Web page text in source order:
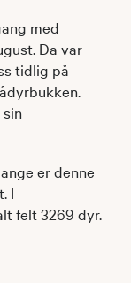
med
Da var
tidlig på
er denne
I
felt 3269 dyr.